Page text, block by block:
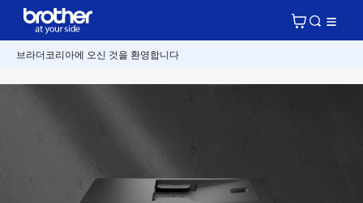
브라더코리아에 오신 것을 환영합니다